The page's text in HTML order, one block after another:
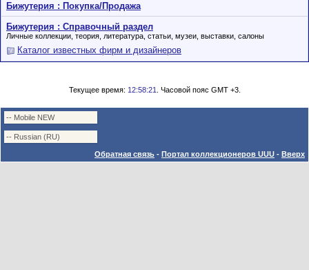
Бижутерия : Покупка/Продажа
Бижутерия : Справочный раздел
Личные коллекции, теория, литература, статьи, музеи, выставки, салоны
Каталог известных фирм и дизайнеров
Текущее время: 12:58:21 . Часовой пояс GMT +3.
Обратная связь - Портал коллекционеров UUU - Вверх